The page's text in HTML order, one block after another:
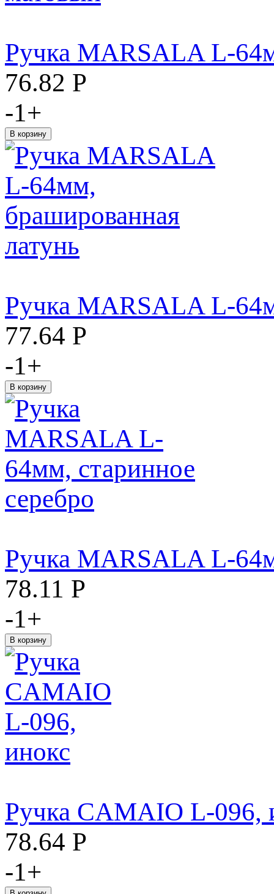
Ручка MARSALA L-
76.82 Р
-1+
Ручка MARSALA L-
77.64 Р
-1+
Ручка MARSALA L-
78.11 Р
-1+
Ручка CAMAIO L-096,
78.64 Р
-1+